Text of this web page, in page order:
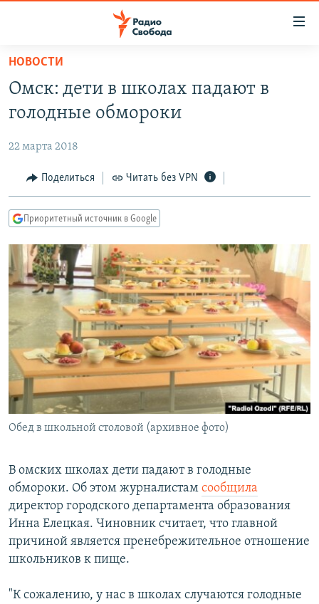
упрощенного
доступа
основному
Вернутся
главной
навигации
Вернутся
поиску
ПОДКАСТЫ
ЦИТАТЫ СВОБОДЫ
МНЕНИЯ
IDEL.РЕАЛИИ
КАВКАЗ.РЕАЛИИ
СЕВЕР.РЕАЛИИ
СИБИРЬ.РЕАЛИИ
РАСПИСАНИЕ ВЕЩАНИЯ
ПОДПИШИТЕСЬ НА РАССЫЛКУ
СОЦИАЛЬНЫЕ СЕТИ
Все сайты РСЕ/РС
НОВОСТИ
Омск: дети в школах падают в
голодные обмороки
22 марта 2018
Поделиться Читать без VPN
Приоритетный источник в Google
Обед в школьной столовой (архивное фото)
В омских школах дети падают в голодные
обмороки. Об этом журналистам сообщила
директор городского департамента образования
Инна Елецкая. Чиновник считает, что главной
причиной является пренебрежительное отношение
школьников к пище.
"К сожалению, у нас в школах случаются голодные